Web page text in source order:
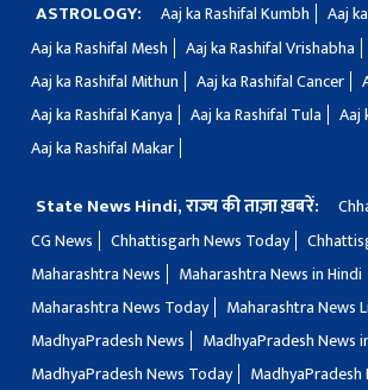
ASTROLOGY: Aaj ka Rashifal Kumbh
Aaj
Aaj ka Rashifal Mesh
Aaj ka Rashifal Vrishabha
Aaj ka Rashifal Mithun
Aaj ka Rashifal Cancer
Aaj ka Rashifal Kanya
Aaj ka Rashifal Tula
Aaj
Aaj ka Rashifal Makar
State News Hindi, राज्य की ताज़ा ख़बरें:
CG News
Chhattisgarh News Today
Maharashtra News
Maharashtra News in Hindi
Maharashtra News Today
Maharashtra News
MadhyaPradesh News
MadhyaPradesh News
MadhyaPradesh News Today
MadhyaPradesh